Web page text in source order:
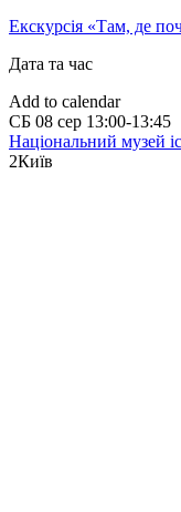
Екскурсія «Там, де
Дата та час
Add to calendar
СБ 08 сер 13:00-13:45
Національний музей
2Київ